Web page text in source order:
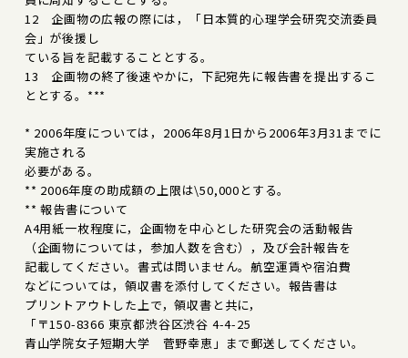
12 企画物の広報の際には，「日本質的心理学会研究交流委員
会」が後援し
ている旨を記載することとする。
13 企画物の終了後速やかに，下記宛先に報告書を提出するこ
ととする。***
* 2006年度については，2006年8月1日から2006年3月31までに
実施される
必要がある。
** 2006年度の助成額の上限は\50,000とする。
** 報告書について
A4用紙一枚程度に，企画物を中心とした研究会の活動報告
（企画物については，参加人数を含む），及び会計報告を
記載してください。書式は問いません。航空運賃や宿泊費
などについては，領収書を添付してください。報告書は
プリントアウトした上で，領収書と共に，
「〒150-8366 東京都渋谷区渋谷 4-4-25
青山学院女子短期大学 菅野幸恵」まで郵送してください。